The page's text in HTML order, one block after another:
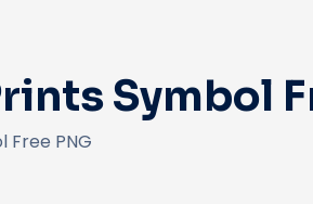
Symbol
Free PNG